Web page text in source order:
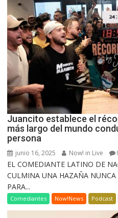
Juancito establece el
más largo del mundo
persona
junio 16, 2025 Now! in Live
EL COMEDIANTE LATINO DE
CULMINA UNA HAZAÑA NUNCA
PARA...
Comediantes Now!News Podcast